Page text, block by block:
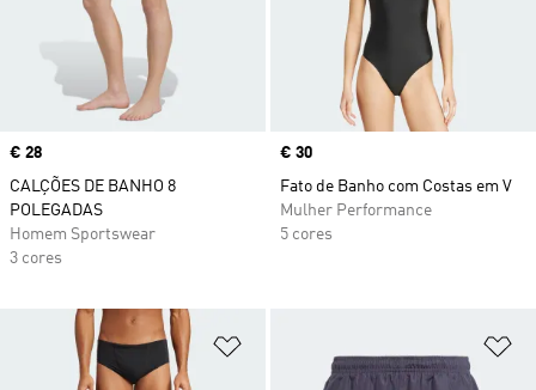
Price
€ 28
CALÇÕES DE BANHO 8
POLEGADAS
Homem Sportswear
3 cores
Price
€ 30
Fato de Banho com Costas em V
Mulher Performance
5 cores